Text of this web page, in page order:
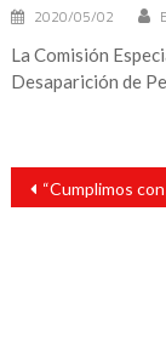
2020/05/02
La Comisión
Desaparición de
Navegación
entradas
“Cumplimos con el domo a los sanandrescanos del Centro de Atención